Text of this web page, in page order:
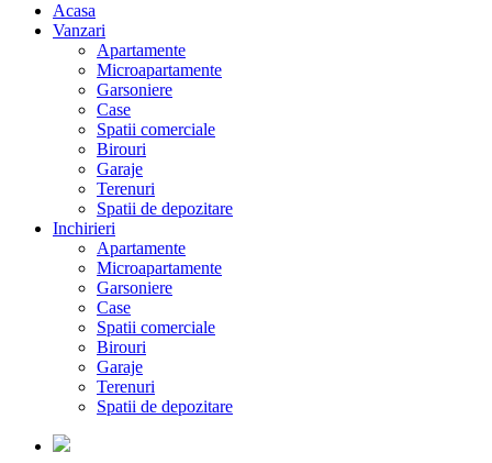
Acasa
Vanzari
Apartamente
Microapartamente
Garsoniere
Case
Spatii comerciale
Birouri
Garaje
Terenuri
Spatii de depozitare
Inchirieri
Apartamente
Microapartamente
Garsoniere
Case
Spatii comerciale
Birouri
Garaje
Terenuri
Spatii de depozitare